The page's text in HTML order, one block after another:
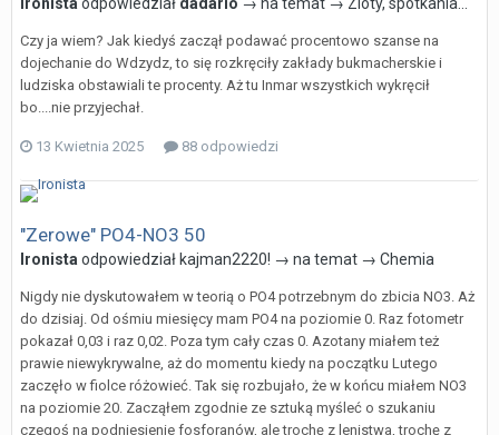
Czy ja wiem? Jak kiedyś zaczął podawać procentowo szanse na
dojechanie do Wdzydz, to się rozkręciły zakłady bukmacherskie i
ludziska obstawiali te procenty. Aż tu Inmar wszystkich wykręcił
bo....nie przyjechał.
13 Kwietnia 2025 88 odpowiedzi
"Zerowe" PO4-NO3 50
Ironista odpowiedziałkajman2220! → na temat → Chemia
Nigdy nie dyskutowałem w teorią o PO4 potrzebnym do zbicia NO3. Aż
do dzisiaj. Od ośmiu miesięcy mam PO4 na poziomie 0. Raz fotometr
pokazał 0,03 i raz 0,02. Poza tym cały czas 0. Azotany miałem też
prawie niewykrywalne, aż do momentu kiedy na początku Lutego
zaczęło w fiolce różowieć. Tak się rozbujało, że w końcu miałem NO3
na poziomie 20. Zacząłem zgodnie ze sztuką myśleć o szukaniu
czegoś na podniesienie fosforanów, ale trochę z lenistwa, trochę z